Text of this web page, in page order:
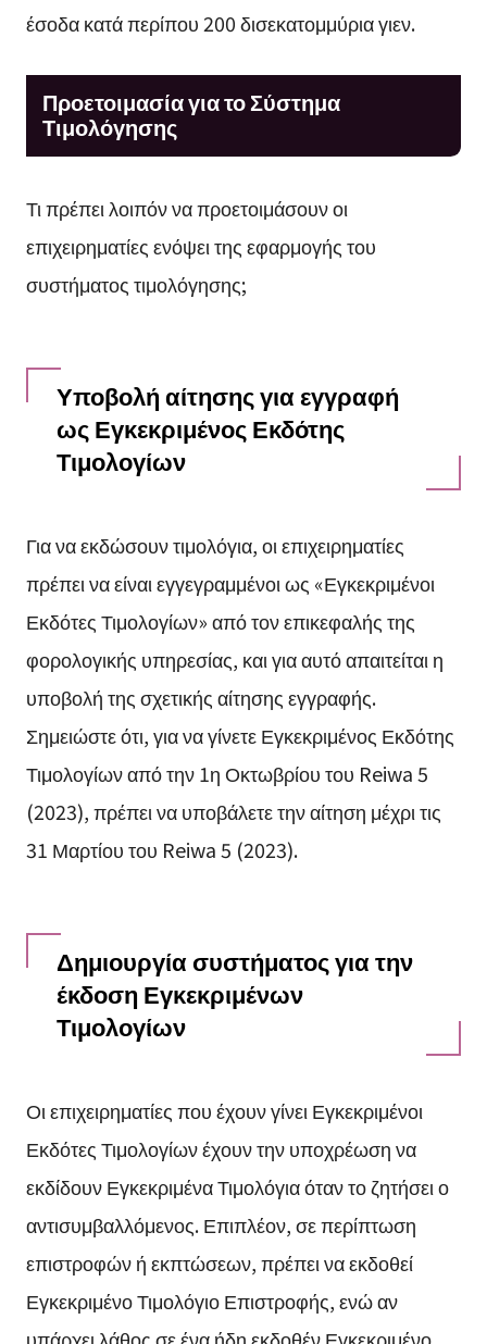
έσοδα κατά περίπου 200 δισεκατομμύρια γιεν.
Προετοιμασία για το Σύστημα
Τιμολόγησης
Τι πρέπει λοιπόν να προετοιμάσουν οι
επιχειρηματίες ενόψει της εφαρμογής του
συστήματος τιμολόγησης;
Υποβολή αίτησης για εγγραφή
ως Εγκεκριμένος Εκδότης
Τιμολογίων
Για να εκδώσουν τιμολόγια, οι επιχειρηματίες
πρέπει να είναι εγγεγραμμένοι ως «Εγκεκριμένοι
Εκδότες Τιμολογίων» από τον επικεφαλής της
φορολογικής υπηρεσίας, και για αυτό απαιτείται η
υποβολή της σχετικής αίτησης εγγραφής.
Σημειώστε ότι, για να γίνετε Εγκεκριμένος Εκδότης
Τιμολογίων από την 1η Οκτωβρίου του Reiwa 5
(2023), πρέπει να υποβάλετε την αίτηση μέχρι τις
31 Μαρτίου του Reiwa 5 (2023).
Δημιουργία συστήματος για την
έκδοση Εγκεκριμένων
Τιμολογίων
Οι επιχειρηματίες που έχουν γίνει Εγκεκριμένοι
Εκδότες Τιμολογίων έχουν την υποχρέωση να
εκδίδουν Εγκεκριμένα Τιμολόγια όταν το ζητήσει ο
αντισυμβαλλόμενος. Επιπλέον, σε περίπτωση
επιστροφών ή εκπτώσεων, πρέπει να εκδοθεί
Εγκεκριμένο Τιμολόγιο Επιστροφής, ενώ αν
υπάρχει λάθος σε ένα ήδη εκδοθέν Εγκεκριμένο